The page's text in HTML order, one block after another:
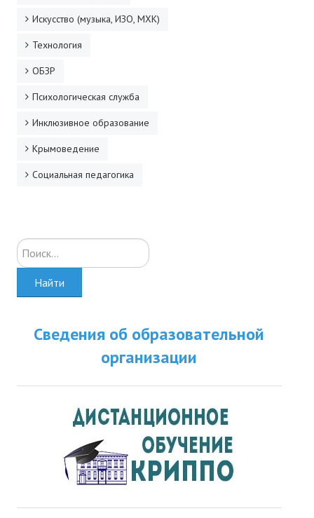
Искусство (музыка, ИЗО, МХК)
Технология
ОБЗР
Психологическая служба
Инклюзивное образование
Крымоведение
Социальная педагогика
Искать...
Найти
Сведения об образовательной
организации